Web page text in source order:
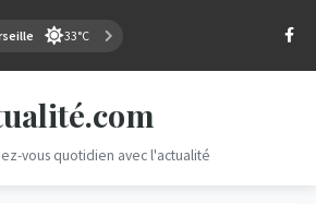
33°C
vous quotidien avec l'actualité